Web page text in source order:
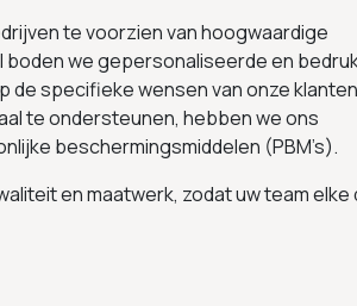
te voorzien van hoogwaardige
boden we gepersonaliseerde en
de specifieke wensen van onze
te ondersteunen, hebben we ons
beschermingsmiddelen (PBM’s).
en maatwerk, zodat uw team elke